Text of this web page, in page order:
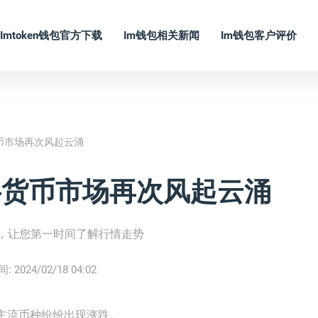
Imtoken钱包官方下载 Im钱包相关新闻 Im钱包客户评价
场再次风起云涌
币市场再次风起云涌
让您第一时间了解行情走势
: 2024/02/18 04:02
币种纷纷出现涨跌。